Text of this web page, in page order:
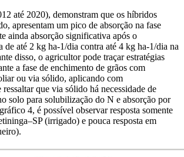
até 2020), demonstram que os híbridos
apresentam um pico de absorção na fase
ainda absorção significativa após o
de até 2 kg ha-1/dia contra até 4 kg ha-1/dia na
disso, o agricultor pode traçar estratégias
a fase de enchimento de grãos com
ou via sólido, aplicando com
que via sólido há necessidade de
solo para solubilização do N e absorção por
4, é possível observar resposta somente
(irrigado) e pouca resposta em